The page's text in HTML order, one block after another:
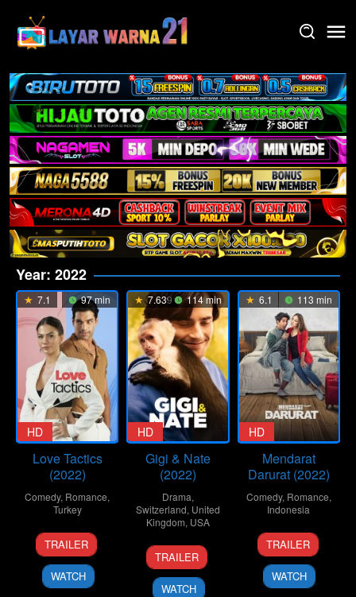
content
Year: 2022
7.1 97 min
HD
Love Tactics
(2022)
Comedy, Romance,
Turkey
11
Feb
2022
Emre
Kabakuşak
TRAILER
WATCH
7.639 114 min
HD
Gigi & Nate
(2022)
Drama,
Switzerland, United
Kingdom, USA
2
Sep
2022
Nick
Hamm
TRAILER
WATCH
6.1 113 min
HD
Mendarat
Darurat (2022)
Comedy, Romance,
Indonesia
8
Sep
2022
Pandji
TRAILER
WATCH